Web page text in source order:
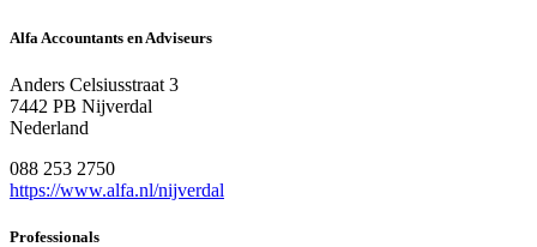
Alfa Accountants en Adviseurs
Anders Celsiusstraat 3
7442 PB Nijverdal
Nederland
088 253 2750
https://www.alfa.nl/nijverdal
Professionals